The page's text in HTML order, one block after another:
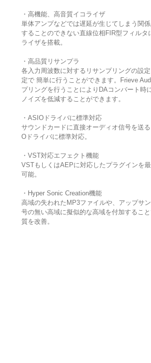
・高機能、高音質イコライザ
単体アンプなどでは遅延が生じてしまう関
することのできない直線位相FIR型フィルタ
ライザを搭載。
・高品質リサンプラ
各入力周波数に対するリサンプリングの設
定で 簡単に行うことができます。Frieve
プリングを行うことによりDAコンバート時
ノイズを低減することができます。
・ASIOドライバに標準対応
サウンドカードに直接オーディオ信号を送
Oドライバに標準対応。
・VST対応エフェクト機能
VSTもしくはAEPに対応したプラグインを
可能。
・Hyper Sonic Creation機能
高域の失われたMP3ファイルや、アップサ
号の無い高域に擬似的な高域を付加するこ
質を改善。